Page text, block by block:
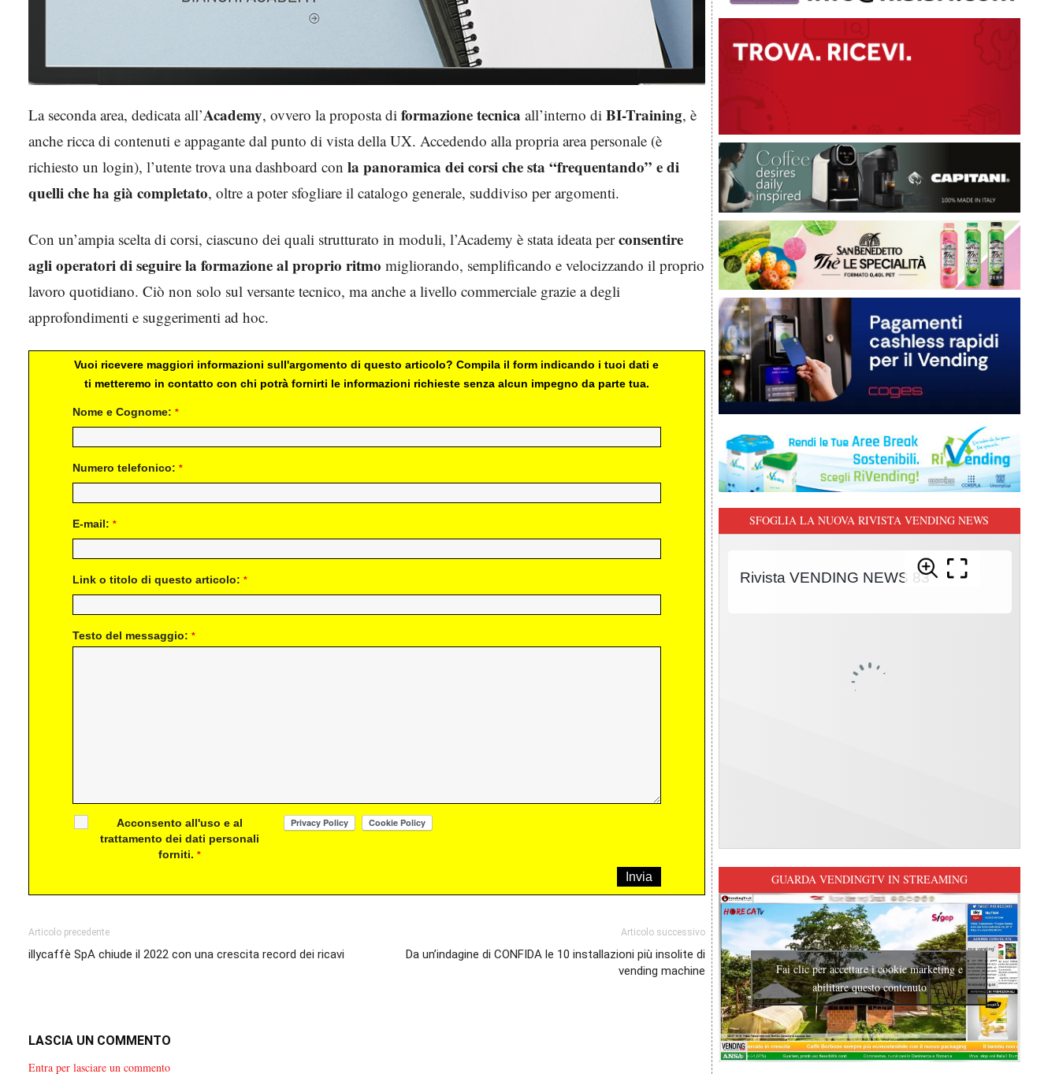
La seconda area, dedicata all’Academy, ovvero la proposta di formazione tecnica all’interno di BI-Training, è
anche ricca di contenuti e appagante dal punto di vista della UX. Accedendo alla propria area personale (è
richiesto un login), l’utente trova una dashboard con la panoramica dei corsi che sta “frequentando” e di
quelli che ha già completato, oltre a poter sfogliare il catalogo generale, suddiviso per argomenti.
Con un’ampia scelta di corsi, ciascuno dei quali strutturato in moduli, l’Academy è stata ideata perconsentire
agli operatori di seguire la formazione al proprio ritmo migliorando, semplificando e velocizzando il proprio
lavoro quotidiano. Ciò non solo sul versante tecnico, ma anche a livello commerciale grazie a degli
approfondimenti e suggerimenti ad hoc.
Vuoi ricevere maggiori informazioni sull'argomento di questo articolo? Compila il form indicando i tuoi dati e
ti metteremo in contatto con chi potrà fornirti le informazioni richieste senza alcun impegno da parte tua.
Nome e Cognome: *
Numero telefonico: *
E-mail: *
Link o titolo di questo articolo: *
Testo del messaggio: *
Acconsento all'uso e al
trattamento dei dati personali
forniti.*
Articolo precedente
illycaffè SpA chiude il 2022 con una crescita record dei ricavi
Articolo successivo
Da un’indagine di CONFIDA le 10 installazioni più insolite di
vending machine
LASCIA UN COMMENTO
Entra per lasciare un commento
SFOGLIA LA NUOVA RIVISTA VENDING NEWS
GUARDA VENDINGTV IN STREAMING
Fai clic per accettare i cookie marketing e
abilitare questo contenuto